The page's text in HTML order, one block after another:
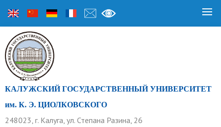
КАЛУЖСКИЙ ГОСУДАРСТВЕННЫЙ УНИВЕРСИТЕТ
им. К. Э. ЦИОЛКОВСКОГО
248023, г. Калуга, ул. Степана Разина, 26